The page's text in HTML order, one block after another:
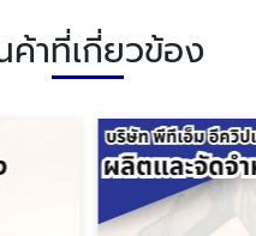
ค้าที่เกี่ยวข้อง